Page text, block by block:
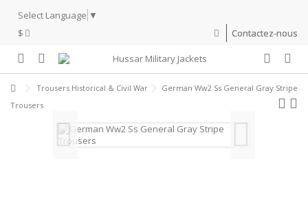
Select Language ▼
$
Contactez-nous
Trousers Historical & Civil War
German Ww2 Ss General Gray Stripe
Trousers